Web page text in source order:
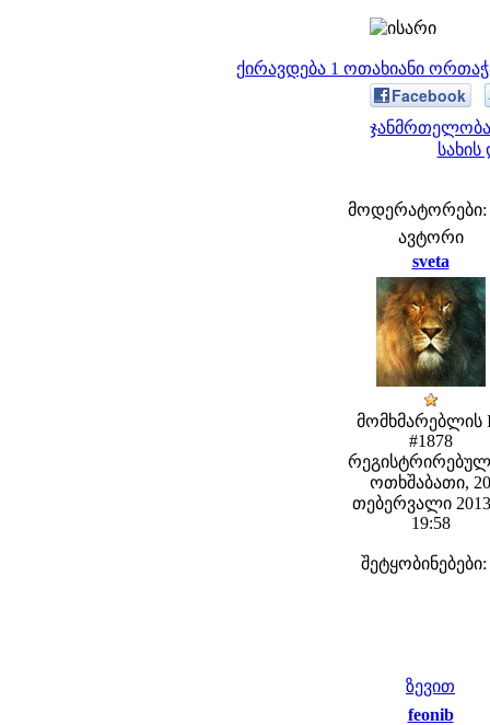
ქირავდება 1 ოთახიანი
Facebook
სახის
მოდერატორები:
ავტორი
sveta
მომხმარებლის
#1878
ოთხშაბათი, 20
თებერვალი
19:58
შეტყობინებები:
ზევით
feonib